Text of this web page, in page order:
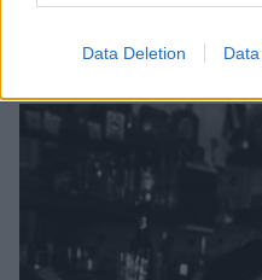
Data Deletion
Σεπτεμβρίου στο Κέντρο